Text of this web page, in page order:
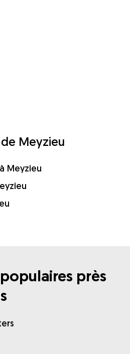
Meyzieu
Meyzieu
près